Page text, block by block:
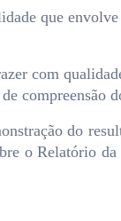
que
com
compreensão
do
o Relatório